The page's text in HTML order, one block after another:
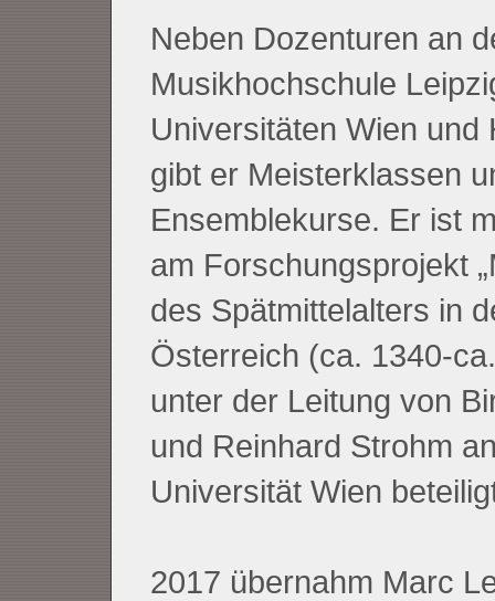
Neben Dozenturen an
Musikhochschule
Universitäten Wien und
gibt er Meisterklassen
Ensemblekurse. Er ist
am Forschungsprojekt
des Spätmittelalters in
Österreich (ca. 1340-
unter der Leitung von
und Reinhard Strohm
Universität Wien
2017 übernahm Marc